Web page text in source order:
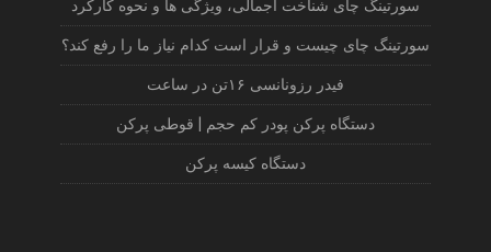
سورتینگ چای شناخت اجمالی، ویژگی ها و نحوه کارکرد
سورتینگ چای چیست و قرار است کدام نیاز ما را رفع کند؟
فیدر رزونانسی ۱۶تن در ساعت
دستگاه پرکن پودر کم حجم | قوطی پرکن
دستگاه کیسه پرکن